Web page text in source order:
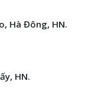
Hà Đông, HN.
HN.